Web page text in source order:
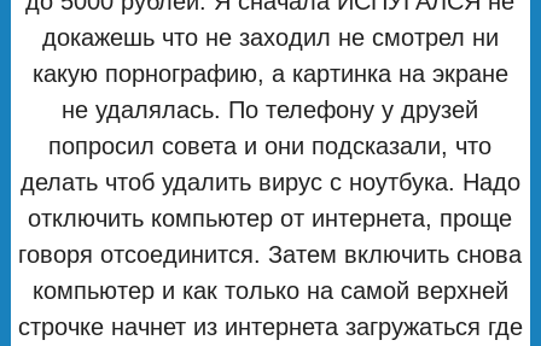
докажешь что не заходил не смотрел ни
какую порнографию, а картинка на экране
не удалялась. По телефону у друзей
попросил совета и они подсказали, что
делать чтоб удалить вирус с ноутбука. Надо
отключить компьютер от интернета, проще
говоря отсоединится. Затем включить снова
компьютер и как только на самой верхней
строчке начнет из интернета загружаться где